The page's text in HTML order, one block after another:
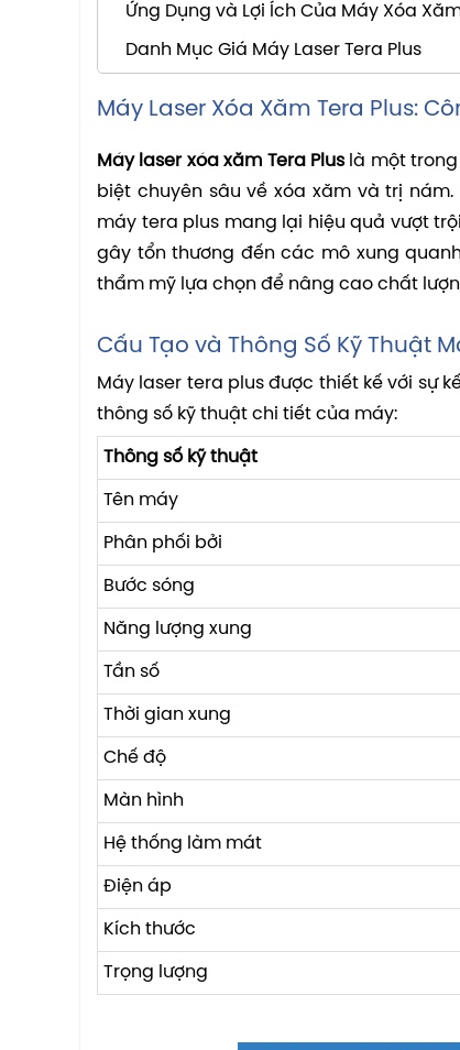
Ứng Dụng và Lợi Ích Của Máy Xóa
Danh Mục Giá Máy Laser Tera Plus
Máy Laser Xóa Xăm Tera Plus:
Máy laser xóa xăm Tera Pluslà một trong
biệt chuyên sâu về xóa xăm và trị nám.
máy tera plus mang lại hiệu quả vượt
gây tổn thương đến các mô xung
thẩm mỹ lựa chọn để nâng cao chất
Cấu Tạo và Thông Số Kỹ Thuật
Máy laser tera plus được thiết kế với sự
thông số kỹ thuật chi tiết của máy:
Thông số kỹ thuật
Tên máy
Phân phối bởi
Bước sóng
Năng lượng xung
Tần số
Thời gian xung
Chế độ
Màn hình
Hệ thống làm mát
Điện áp
Kích thước
Trọng lượng